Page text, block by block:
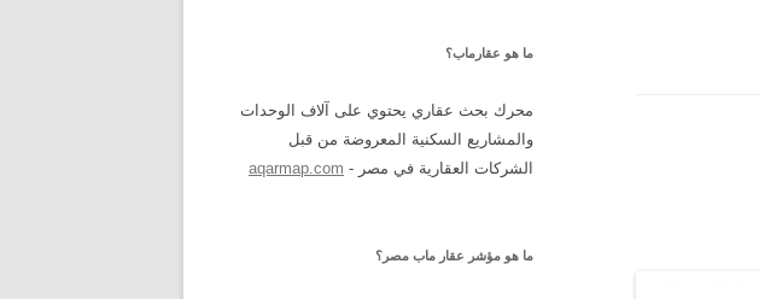
ما هو عقارماب؟
محرك بحث عقاري يحتوي على آلاف الوحدات
والمشاريع السكنية المعروضة من قبل
الشركات العقارية في مصر - aqarmap.com
ما هو مؤشر عقار ماب مصر؟